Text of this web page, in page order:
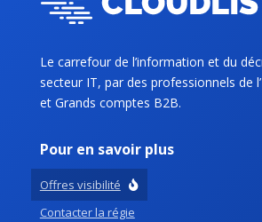
Le carrefour de l’information et du
secteur IT, par des professionnels de
et Grands comptes B2B.
Pour en savoir plus
Offres visibilité
Contacter la régie